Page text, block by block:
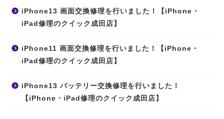
iPhone13 画面交換修理を行いました！【iPhone・
iPad修理のクイック成田店】
iPhone11 画面交換修理を行いました！【iPhone・
iPad修理のクイック成田店】
iPhone13 バッテリー交換修理を行いました！
【iPhone・iPad修理のクイック成田店】